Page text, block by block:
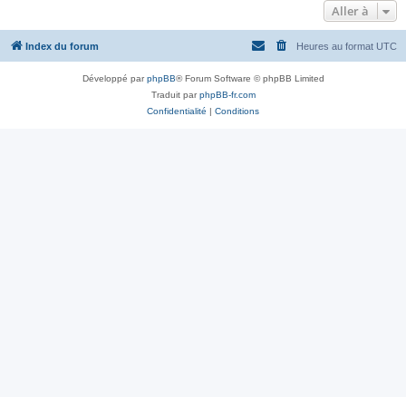
Aller à
Index du forum Heures au format UTC
Développé parphpBB® Forum Software © phpBB Limited
Traduit parphpBB-fr.com
Confidentialité | Conditions